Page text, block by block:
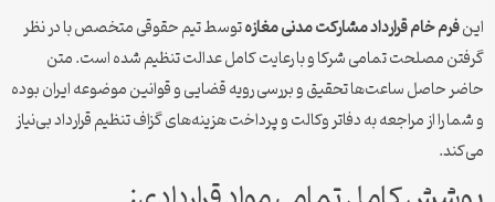
اینفرم خام قرارداد مشارکت مدنی مغازهتوسط تیم حقوقی متخصص با در نظر
گرفتن مصلحت تمامی شرکا و با رعایت کامل عدالت تنظیم شده است. متن
حاضر حاصل ساعت‌ها تحقیق و بررسی رویه قضایی و قوانین موضوعه ایران بوده
و شما را از مراجعه به دفاتر وکالت و پرداخت هزینه‌های گزاف تنظیم قرارداد بی‌نیاز
می‌کند.